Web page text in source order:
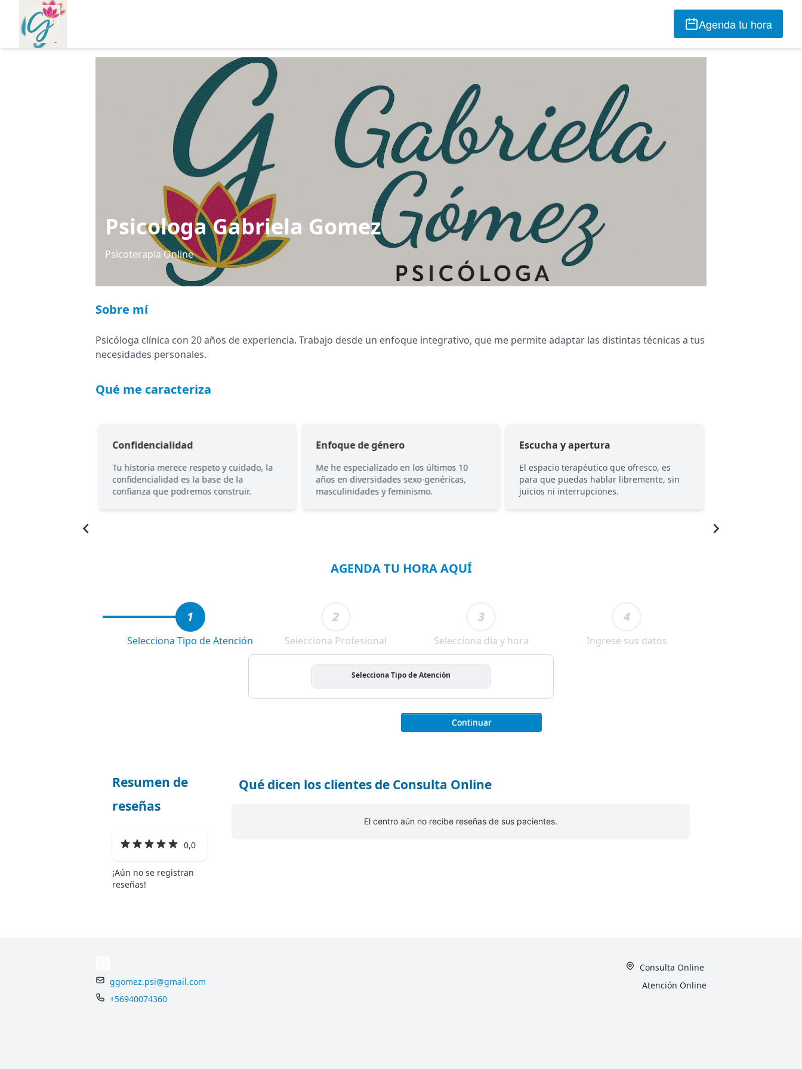
Agenda tu hora
Psicologa Gabriela Gomez
Psicoterapia Online
Sobre mí
Psicóloga clínica con 20 años de experiencia. Trabajo desde un enfoque integrativo, que me permite adaptar las distintas técnicas a tus
necesidades personales.
Qué me caracteriza
Confidencialidad
Tu historia merece respeto y cuidado, la
confidencialidad es la base de la
confianza que podremos construir.
Enfoque de género
Me he especializado en los últimos 10
años en diversidades sexo-genéricas,
masculinidades y feminismo.
Escucha y apertura
El espacio terapéutico que ofresco, es
para que puedas hablar libremente, sin
juicios ni interrupciones.
AGENDA TU HORA AQUÍ
1
Selecciona Tipo de Atención
2
Selecciona Profesional
3
Selecciona dia y hora
4
Ingrese sus datos
Selecciona Tipo de Atención
Continuar
Resumen de
reseñas
0,0
¡Aún no se registran
reseñas!
Qué dicen los clientes de Consulta Online
El centro aún no recibe reseñas de sus pacientes.
ggomez.psi@gmail.com
+56940074360
Consulta Online
Atención Online